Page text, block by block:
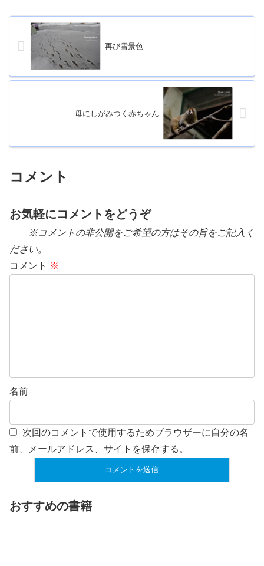
再び雪景色
母にしがみつく赤ちゃん
コメント
お気軽にコメントをどうぞ
※コメントの非公開をご希望の方はその旨をご記入く
ださい。
コメント ※
名前
次回のコメントで使用するためブラウザーに自分の名
前、メールアドレス、サイトを保存する。
おすすめの書籍